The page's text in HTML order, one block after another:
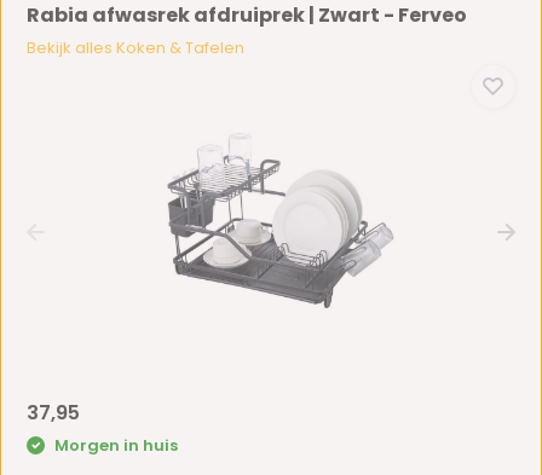
Rabia afwasrek afdruiprek | Zwart - Ferveo
Bekijk alles Koken & Tafelen
37,95
Morgen in huis